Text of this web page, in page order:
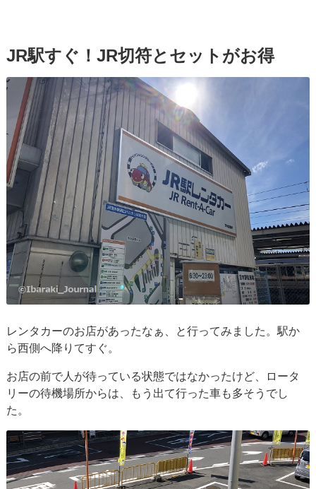
JR駅すぐ！JR切符とセットがお得
レンタカーのお店があったなぁ、と行ってみました。駅か
ら西側へ降りてすぐ。
お店の前で人が待っている状態ではなかったけど、ロータ
リーの待機場所からは、もう出て行った車も多そうでし
た。